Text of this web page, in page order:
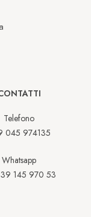
Telefono
045 974135
Whatsapp
145 970 53